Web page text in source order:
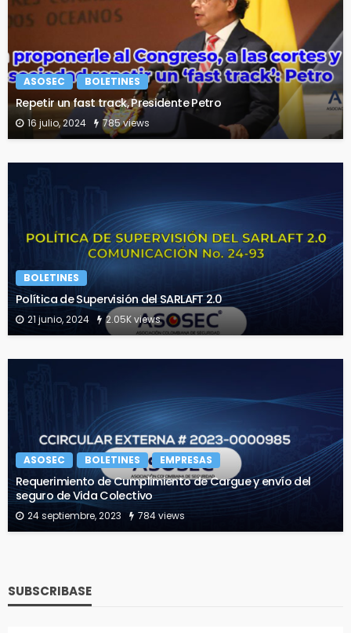
ASOSEC BOLETINES
Repetir un fast track, Presidente Petro
16 julio, 2024 785 views
BOLETINES
Política de Supervisión del SARLAFT 2.0
21 junio, 2024 2.05K views
ASOSEC BOLETINES EMPRESAS
Requerimiento de Cumplimiento de Cargue y envío del
seguro de Vida Colectivo
24 septiembre, 2023 784 views
SUBSCRIBASE